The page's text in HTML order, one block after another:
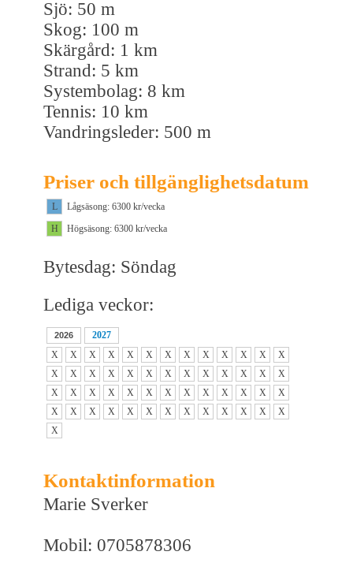
Sjö: 50 m
Skog: 100 m
Skärgård: 1 km
Strand: 5 km
Systembolag: 8 km
Tennis: 10 km
Vandringsleder: 500 m
Priser och tillgänglighetsdatum
L
Lågsäsong: 6300 kr/vecka
H
Högsäsong: 6300 kr/vecka
Bytesdag: Söndag
Lediga veckor:
2026
2027
X
X X X X X X X X X X X
X
X
X X X X X X X X X X X
X
X
X X X X X X X X X X X
X
X
X X X X X X X X X X X
X
X
Kontaktinformation
Marie Sverker
Mobil: 0705878306